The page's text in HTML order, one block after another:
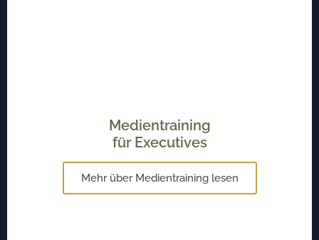
Medientraining
für Executives
Mehr über Medientraining lesen